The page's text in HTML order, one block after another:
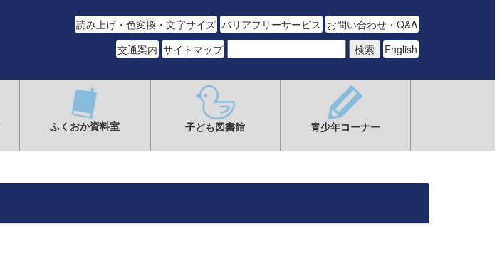
読み上げ・色変換・文字サイズ バリアフリーサービス お問い合わせ・Q&A
交通案内 サイトマップ English
ふくおか資料室 子ども図書館 青少年コーナー